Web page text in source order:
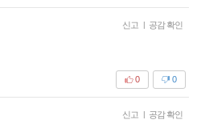
신고 | 공감 확인
0
0
신고 | 공감 확인